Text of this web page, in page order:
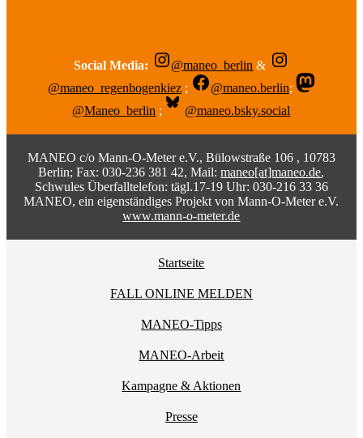
Social Media: @maneo_berlin &
@maneo_regenbogenkiez ; @maneo.berlin;
@Maneo_berlin ; @maneo.bsky.social
MANEO c/o Mann-O-Meter e.V., Bülowstraße 106 , 10783
Berlin; Fax: 030-236 381 42, Mail:maneo[at]maneo.de,
Schwules Überfalltelefon: tägl.17-19 Uhr: 030-216 33 36
MANEO, ein eigenständiges Projekt von Mann-O-Meter e.V.
www.mann-o-meter.de
Startseite
FALL ONLINE MELDEN
MANEO-Tipps
MANEO-Arbeit
Kampagne & Aktionen
Presse